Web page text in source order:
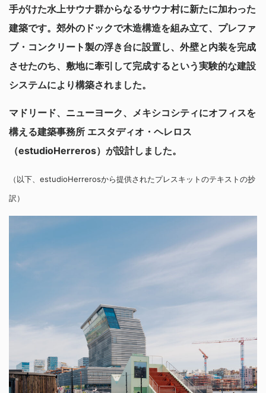
手がけた水上サウナ群からなるサウナ村に新たに加わった
建築です。郊外のドックで木造構造を組み立て、プレファ
ブ・コンクリート製の浮き台に設置し、外壁と内装を完成
させたのち、敷地に牽引して完成するという実験的な建設
システムにより構築されました。
マドリード、ニューヨーク、メキシコシティにオフィスを
構える建築事務所 エスタディオ・ヘレロス
（estudioHerreros）が設計しました。
（以下、estudioHerrerosから提供されたプレスキットのテキストの抄
訳）